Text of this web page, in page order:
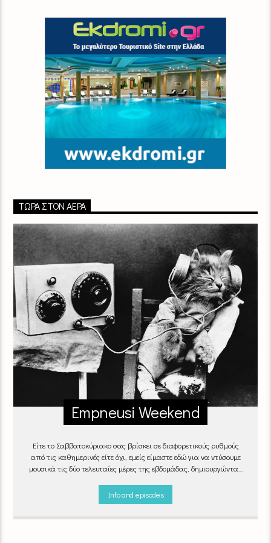
ΤΏΡΑ ΣΤΟΝ ΑΈΡΑ
Empneusi Weekend
Είτε το Σαββατοκύριακο σας βρίσκει σε διαφορετικούς ρυθμούς
από τις καθημερινές είτε όχι, εμείς είμαστε εδώ για να ντύσουμε
μουσικά τις δύο τελευταίες μέρες της εβδομάδας, δημιουργώντας
Info and episodes